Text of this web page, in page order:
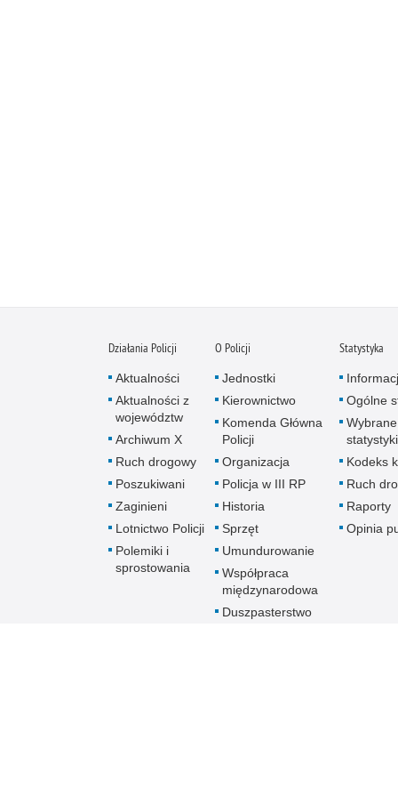
Działania Policji
Aktualności
Aktualności z
województw
Archiwum X
Ruch drogowy
Poszukiwani
Zaginieni
Lotnictwo Policji
Polemiki i
sprostowania
O Policji
Jednostki
Kierownictwo
Komenda Główna
Policji
Organizacja
Policja w III RP
Historia
Sprzęt
Umundurowanie
Współpraca
międzynarodowa
Duszpasterstwo
Statystyka
Ogólne
Wybrane
statystyki
Kodeks
Ruch
Raporty
Opinia